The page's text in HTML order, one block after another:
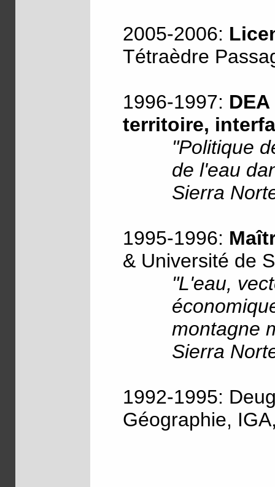
2005-2006:
Tétraèdre
1996-1997:
territoire,
"Politique
de l'eau
Sierra
1995-1996:
& Université de
"L'eau,
montagne
Sierra
1992-1995:
Géographie,